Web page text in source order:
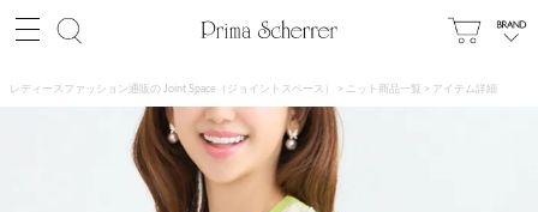
レディースファッション通販の Joint Space（ジョイントスペース） ニット商品一覧 アイテム詳細